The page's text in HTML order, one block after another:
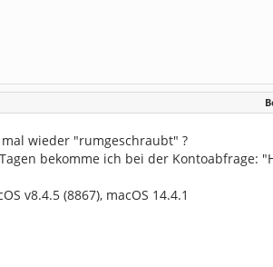
mal wieder "rumgeschraubt" ?
bekomme ich bei der Kontoabfrage:
v8.4.5 (8867), macOS 14.4.1